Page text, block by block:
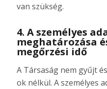
van szükség.
4. A személyes
meghatározása
megőrzési idő
A Társaság nem gyűjt
ok nélkül. A személyes